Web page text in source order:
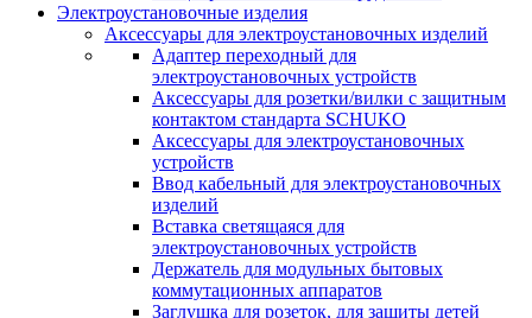
Электроустановочные изделия
Аксессуары для электроустановочных изделий
Адаптер переходный для
электроустановочных устройств
Аксессуары для розетки/вилки с защитным
контактом стандарта SCHUKO
Аксессуары для электроустановочных
устройств
Ввод кабельный для электроустановочных
изделий
Вставка светящаяся для
электроустановочных устройств
Держатель для модульных бытовых
коммутационных аппаратов
Заглушка для розеток, для защиты детей